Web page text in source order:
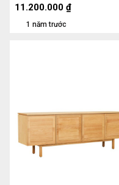
1 năm trước
11.200.000 ₫